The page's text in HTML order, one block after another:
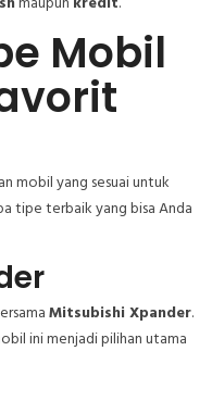
Mobil
mobil yang sesuai untuk
tipe terbaik yang bisa Anda
Mitsubishi Xpander.
ini menjadi pilihan utama